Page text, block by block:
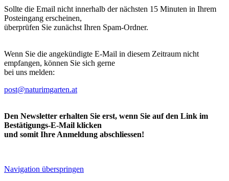
Sollte die Email nicht innerhalb der nächsten 15 Minuten in Ihrem
Posteingang erscheinen,
überprüfen Sie zunächst Ihren Spam-Ordner.
Wenn Sie die angekündigte E-Mail in diesem Zeitraum nicht
empfangen, können Sie sich gerne
bei uns melden:
post@naturimgarten.at
Den Newsletter erhalten Sie erst, wenn Sie auf den Link im
Bestätigungs-E-Mail klicken
und somit Ihre Anmeldung abschliessen!
Navigation überspringen